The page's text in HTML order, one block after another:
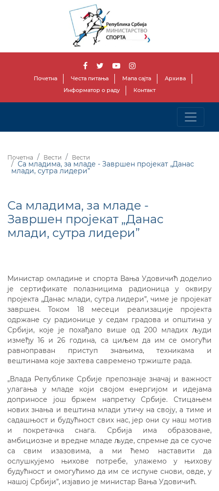
Почетна Честа питања Мапа сајта
Архива
Информатор о раду
Контакт
Почетна Вести Вести
Са младима, за младе - Завршен пројекат „Данас
млади, сутра лидери”
Са младима, за младе -
Завршен пројекат „Данас
млади, сутра лидери”
Министар омладине и спорта Вања Удовичић доделио
је сертификате полазницима радионица у оквиру
пројекта „Данас млади, сутра лидери”, чиме је пројекат
завршен. Током 18 месеци реализације пројекта
одржане су радионице у седам градова и општина у
Србији, које је похађало више од 200 младих људи
између 16 и 26 година, са циљем да им се омогући
равноправан приступ знањима, техникама и
вештинама које захтева савремено тржиште рада.
„Влада Републике Србије препознаје значај и важност
улагања у младе који својом енергијом и идејама
доприносе још бржем напретку Србије. Стицањем
нових знања и вештина млади утичу на своју, а тиме и
садашњост и будућност свих нас, јер они су наш мотив
и покретачка снага. Србија има образоване,
амбициозне и вредне младе људе, спремне да се суоче
са свим изазовима, а ми ћемо наставити да
ослушкујемо њихове потребе, улажемо у њихову
будућност и омогућимо да им се испуне снови, овде, у
нашој Србији”, изјавио је министар Вања Удовичић.